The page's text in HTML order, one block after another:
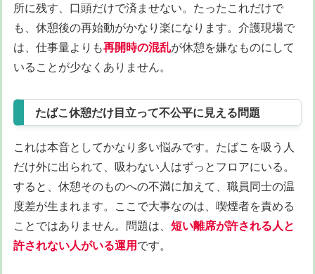
所に残す、口頭だけで済ませない。たったこれだけで
も、休憩後の再始動がかなり楽になります。介護現場で
は、仕事量よりも再開時の混乱が休憩を嫌なものにして
いることが少なくありません。
たばこ休憩だけ目立って不公平に見える問題
これは本音としてかなり多い悩みです。たばこを吸う人
だけ外に出られて、吸わない人はずっとフロアにいる。
すると、休憩そのものへの不満に加えて、職員同士の温
度差が生まれます。ここで大事なのは、喫煙者を責める
ことではありません。問題は、 短い離席が許される人と
許されない人がいる運用 です。